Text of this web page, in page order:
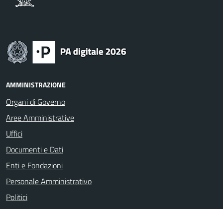
AMMINISTRAZIONE
Organi di Governo
Aree Amministrative
Uffici
Documenti e Dati
Enti e Fondazioni
Personale Amministrativo
Politici